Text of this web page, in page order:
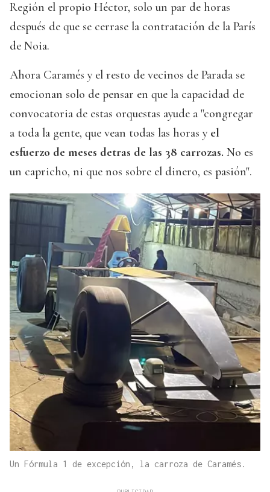
Región el propio Héctor, solo un par de horas
después de que se cerrase la contratación de la París
de Noia.
Ahora Caramés y el resto de vecinos de Parada se
emocionan solo de pensar en que la capacidad de
convocatoria de estas orquestas ayude a "congregar
a toda la gente, que vean todas las horas y el
esfuerzo de meses detras de las 38 carrozas. No es
un capricho, ni que nos sobre el dinero, es pasión".
Un Fórmula 1 de excepción, la carroza de Caramés.